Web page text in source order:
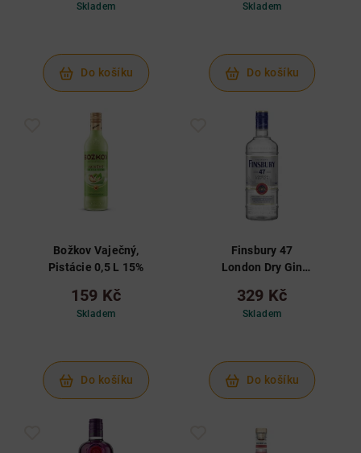
Skladem
Do košíku
Skladem
Do košíku
Božkov Vaječný,
Pistácie 0,5 L 15%
159 Kč
Skladem
Do košíku
Finsbury 47
London Dry Gin
329 Kč
Skladem
Do košíku